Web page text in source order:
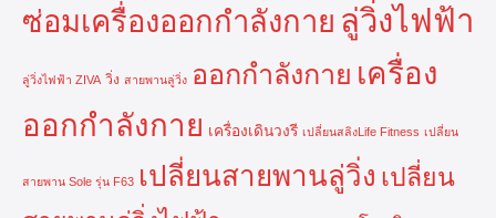
ซ่อมเครื่องออกกำลังกาย ลู่วิ่งไฟฟ้า
ลู่วิ่งไฟฟ้า ZIVA วิ่ง สายพานลู่วิ่ง ออกกำลังกาย เครื่อง
ออกกำลังกาย เครื่องเดินวงรี เปลี่ยนสลิงLife Fitness เปลี่ยน
สายพาน Sole รุ่น F63 เปลี่ยนสายพานลู่วิ่ง เปลี่ยน